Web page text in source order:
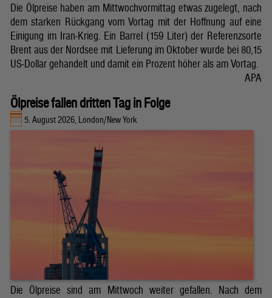
Die Ölpreise haben am Mittwochvormittag etwas zugelegt, nach
dem starken Rückgang vom Vortag mit der Hoffnung auf eine
Einigung im Iran-Krieg. Ein Barrel (159 Liter) der Referenzsorte
Brent aus der Nordsee mit Lieferung im Oktober wurde bei 80,15
US-Dollar gehandelt und damit ein Prozent höher als am Vortag.
APA
Ölpreise fallen dritten Tag in Folge
5. August 2026, London/New York
Die Ölpreise sind am Mittwoch weiter gefallen. Nach dem